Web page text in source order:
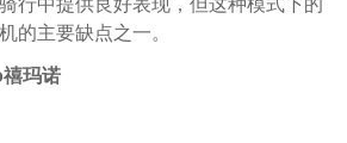
行中提供良好表现，但这种模式下的
的主要缺点之一。
玛诺